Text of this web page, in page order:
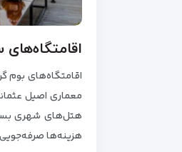
اقامتگاه‌های بوم
معماری اصیل
هتل‌های شهری
هزینه‌ها